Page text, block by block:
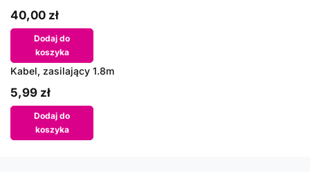
40,00 zł
Dodaj do
koszyka
Kabel, zasilający 1.8m
5,99 zł
Dodaj do
koszyka